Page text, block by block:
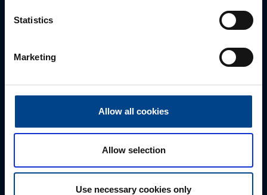
Statistics
Marketing
Allow all cookies
Allow selection
Use necessary cookies only
0207 463 515
tuki@utuautomation.fi